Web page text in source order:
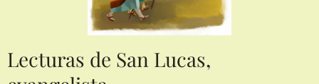
Lecturas de San Lucas,